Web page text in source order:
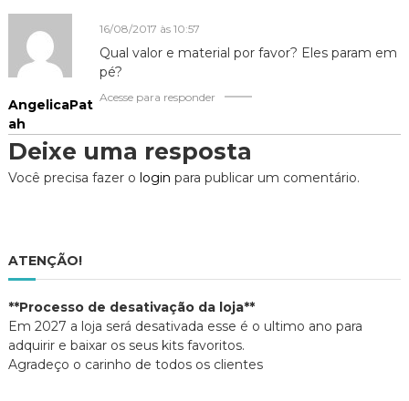
AngelicaPat
ah
16/08/2017 às 10:57
Qual valor e material por favor? Eles param em
pé?
Acesse para responder
Deixe uma resposta
Você precisa fazer o login para publicar um comentário.
ATENÇÃO!
**Processo de desativação da loja**
Em 2027 a loja será desativada esse é o ultimo ano para
adquirir e baixar os seus kits favoritos.
Agradeço o carinho de todos os clientes